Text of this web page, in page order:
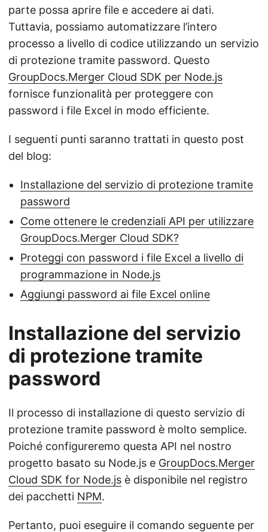
parte possa aprire file e accedere ai dati.
Tuttavia, possiamo automatizzare l’intero
processo a livello di codice utilizzando un servizio
di protezione tramite password. Questo
GroupDocs.Merger Cloud SDK per Node.js
fornisce funzionalità per proteggere con
password i file Excel in modo efficiente.
I seguenti punti saranno trattati in questo post
del blog:
Installazione del servizio di protezione tramite
password
Come ottenere le credenziali API per utilizzare
GroupDocs.Merger Cloud SDK?
Proteggi con password i file Excel a livello di
programmazione in Node.js
Aggiungi password ai file Excel online
Installazione del servizio
di protezione tramite
password
Il processo di installazione di questo servizio di
protezione tramite password è molto semplice.
Poiché configureremo questa API nel nostro
progetto basato su Node.js e GroupDocs.Merger
Cloud SDK for Node.js è disponibile nel registro
dei pacchetti NPM.
Pertanto, puoi eseguire il comando seguente per